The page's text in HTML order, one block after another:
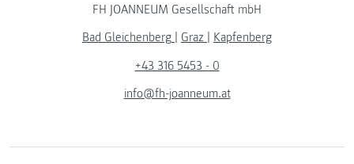
FH JOANNEUM Gesellschaft mbH
Bad Gleichenberg
Graz
Kapfenberg
+43 316 5453 - 0
info@fh-joanneum.at